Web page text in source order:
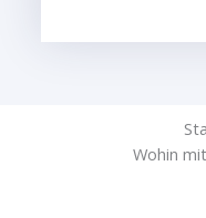
Wohin